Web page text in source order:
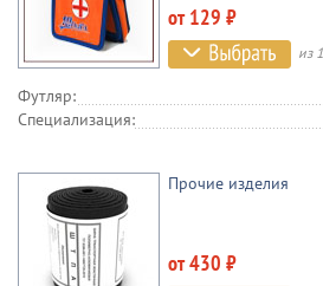
от 129 ₽
из
Футляр:
Специализация:
Прочие изделия
от 430 ₽